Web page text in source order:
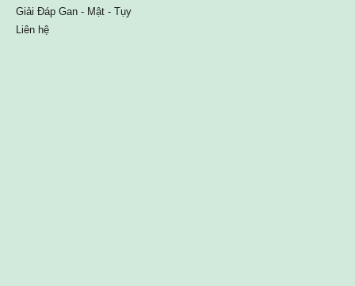
Giải Đáp Gan - Mật - Tụy
Liên hệ